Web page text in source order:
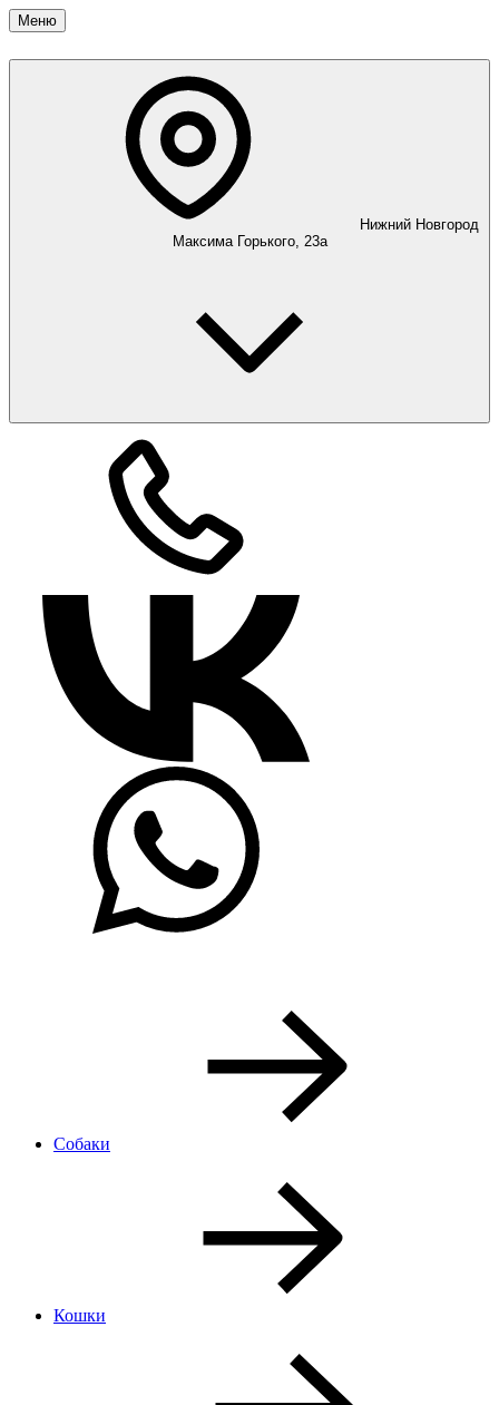
Меню
Нижний Новгород
Максима Горького, 23а
Собаки
Кошки